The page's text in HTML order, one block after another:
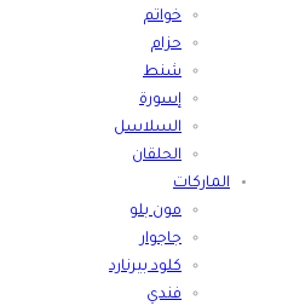
خواتم
حزام
شنط
إسورة
السلاسل
الحلقان
الماركات
مون بلو
جاجوار
كلود بيرنارد
فندي